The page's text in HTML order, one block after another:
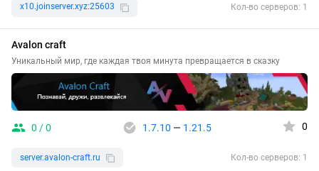
x10.joinserver.xyz:25603 Кол-во серверов: 1
Avalon craft
Уникальный мир, где каждая твоя минута превращается в сказку
0 / 0 1.7.10 — 1.21.5 0
server.avalon-craft.ru Кол-во серверов: 1